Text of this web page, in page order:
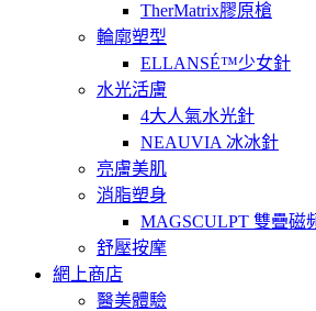
TherMatrix膠原槍
輪廓塑型
ELLANSÉ™少女針
水光活膚
4大人氣水光針
NEAUVIA 冰冰針
亮膚美肌
消脂塑身
MAGSCULPT 雙疊磁
舒壓按摩
網上商店
醫美體驗